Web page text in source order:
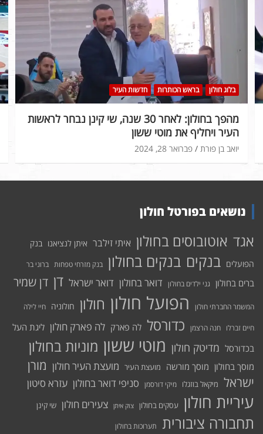
בלוג חולון בראש הכותרות חדשות העיר
מהפך בחולון: לאחר 30 שנה, שי קינן נבחר לראשות
העיר ויחליף את מוטי ששון
פברואר 28, 2024 יואב בן פורת
נושאים בפורטל חולון
אגד אוטובוסים בחולון איתי זילבר איתן לנציאנו בנק
הפועלים בנקים בנקים בחולון בנק מזרחי טפחות ברוני בר
ברים בחולון גני ילדים בחולון דואר בחולון דואר ישראל דן דן שמיר
המשמר החברתי חולון הפועל חולון חולון חולוניה חיי לילה
חיים זברלו חנה הרצמן כדורסל לה פארק לה פארק חולון ליגת העל
בכדורסל מדיטק חולון מוטי ששון מוניות בחולון
מוסך בחולון מוסך מורשה מועצת העיר מועצת העיר חולון מורן
ישראל מיקאל בוזגלו מיקי דורסמן סניפי דואר בחולון עזרא סיטון
עיריית חולון עסקים בחולון צוק איתן צעירים חולון שי קינן
תחבורה ציבורית תערוכות בחולון